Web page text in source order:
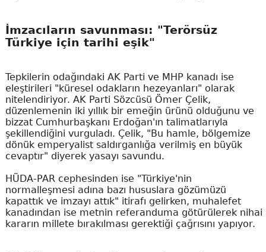
İmzacıların savunması: "Terörsüz
Türkiye için tarihi eşik"
Tepkilerin odağındaki AK Parti ve MHP kanadı ise
eleştirileri "küresel odakların hezeyanları" olarak
nitelendiriyor. AK Parti Sözcüsü Ömer Çelik,
düzenlemenin iki yıllık bir emeğin ürünü olduğunu ve
bizzat Cumhurbaşkanı Erdoğan'ın talimatlarıyla
şekillendiğini vurguladı. Çelik, "Bu hamle, bölgemize
dönük emperyalist saldırganlığa verilmiş en büyük
cevaptır" diyerek yasayı savundu.
HÜDA-PAR cephesinden ise "Türkiye'nin
normalleşmesi adına bazı hususlara gözümüzü
kapattık ve imzayı attık" itirafı gelirken, muhalefet
kanadından ise metnin referanduma götürülerek nihai
kararın millete bırakılması gerektiği çağrısını yapıyor.